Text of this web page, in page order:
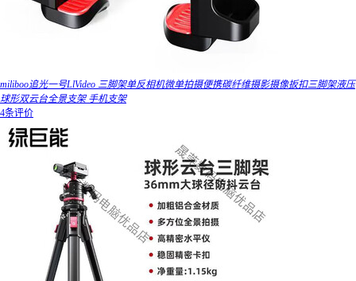
miliboo追光一号LlVideo 三脚架单反相机微单拍摄便携碳纤维摄影摄像扳扣三脚架液压
球形双云台全景支架 手机支架
4条评价